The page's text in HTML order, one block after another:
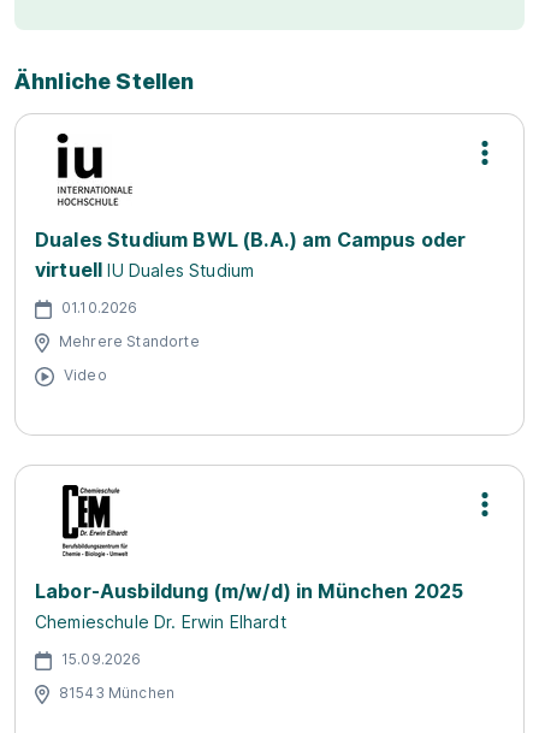
Ähnliche Stellen
Duales Studium BWL (B.A.) am Campus oder
virtuell IU Duales Studium
01.10.2026
Mehrere Standorte
Video
Labor-Ausbildung (m/w/d) in München 2025
Chemieschule Dr. Erwin Elhardt
15.09.2026
81543 München